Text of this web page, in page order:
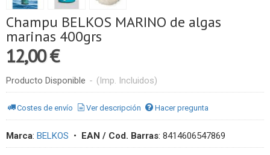
Champu BELKOS MARINO de algas
marinas 400grs
12,00 €
Producto Disponible - (Imp. Incluidos)
Costes de envío Ver descripción Hacer pregunta
Marca: BELKOS • EAN / Cod. Barras: 8414606547869